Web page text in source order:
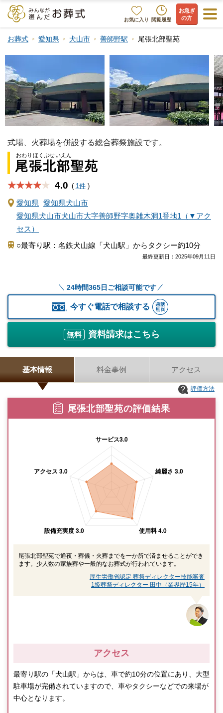
お気に入り 閲覧履歴
お急ぎ
の方
お葬式 愛知県 犬山市 善師野駅 尾張北部聖苑
式場、火葬場を併設する総合葬祭施設です。
おわりほくぶせいえん
尾張北部聖苑
★★★★ 4.0 ( 1件)
愛知県 愛知県犬山市
愛知県犬山市犬山市大字善師野字奥雑木洞1番地1（▼アク
セス）
○最寄り駅：名鉄犬山線「犬山駅」からタクシー約10分
最終更新日： 2025年09月11日
24時間365日ご相談可能です
今すぐ電話で相談する
無料 資料請求はこちら
基本情報 料金事例 アクセス
尾張北部聖苑の評価結果
評価方法
尾張北部聖苑で通夜・葬儀・火葬までを一か所で済ませることができ
ます。少人数の家族葬や一般的なお葬式が行われています。
厚生労働省認定 葬祭ディレクター技能審査
1級葬祭ディレクター 田中（業界歴15年）
アクセス
最寄り駅の「犬山駅」からは、車で約10分の位置にあり、大型
駐車場が完備されていますので、車やタクシーなどでの来場が
中心となります。